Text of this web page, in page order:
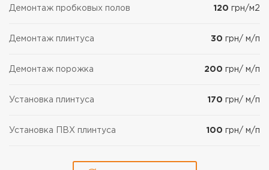
Демонтаж пробковых полов 120 грн/м2
Демонтаж плинтуса 30 грн/ м/п
Демонтаж порожка 200 грн/ м/п
Установка плинтуса 170 грн/ м/п
Установка ПВХ плинтуса 100 грн/ м/п